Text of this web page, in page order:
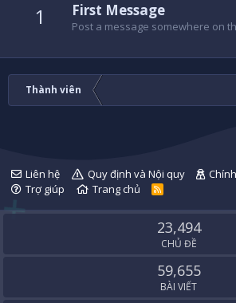
1 First Message
Post a message somewhere on
Thành viên
Liên hệ Quy định và Nội quy
Trợ giúp
Trang chủ
R
S
23,494
CHỦ ĐỀ
59,655
BÀI VIẾT